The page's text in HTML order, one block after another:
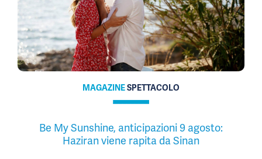
MAGAZINESPETTACOLO
Be My Sunshine, anticipazioni 9 agosto:
Haziran viene rapita da Sinan